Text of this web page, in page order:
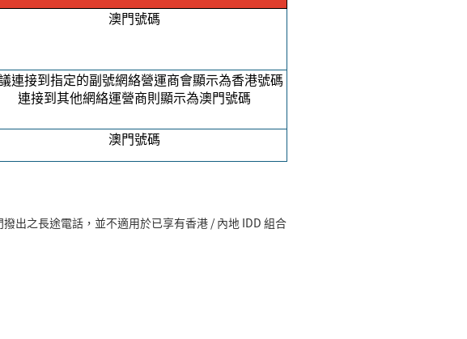
澳門號碼
連接到指定的副號網絡營運商會顯示為香港號碼
連接到其他網絡運營商則顯示為澳門號碼
澳門號碼
撥出之長途電話，並不適用於已享有香港 / 內地IDD 組合